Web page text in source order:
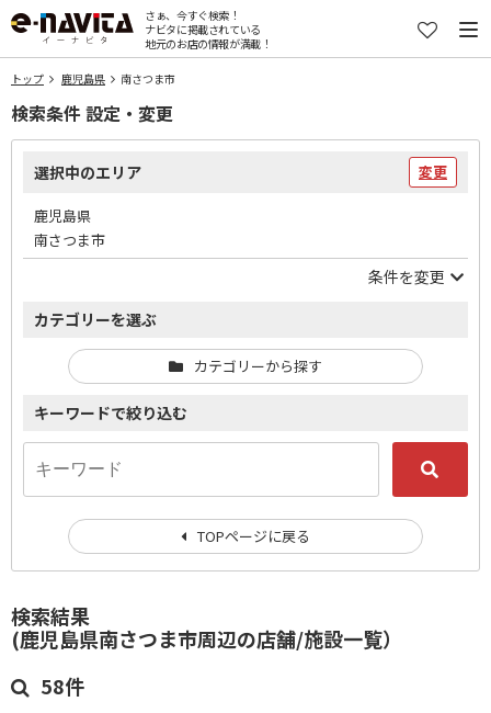
さぁ、今すぐ検索！
ナビタに掲載されている
地元のお店の情報が満載！
トップ 鹿児島県 南さつま市
検索結果
(鹿児島県南さつま市周辺の店舗/施設一覧）
58件
検索条件 設定・変更
選択中のエリア 変更
鹿児島県
南さつま市
条件を変更
カテゴリーを選ぶ
カテゴリーから探す
キーワードで絞り込む
TOPページに戻る